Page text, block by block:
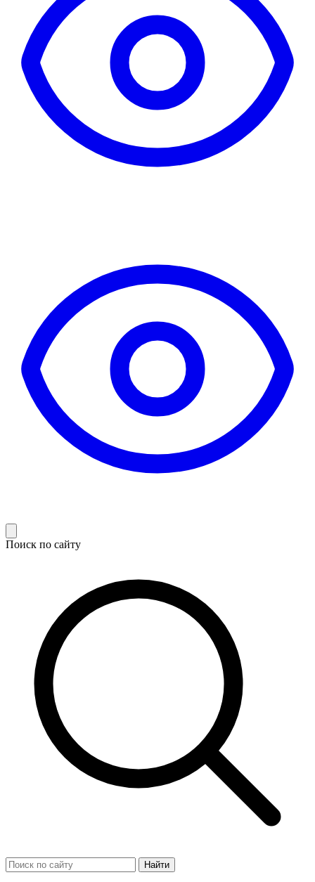
Поиск по сайту
Найти